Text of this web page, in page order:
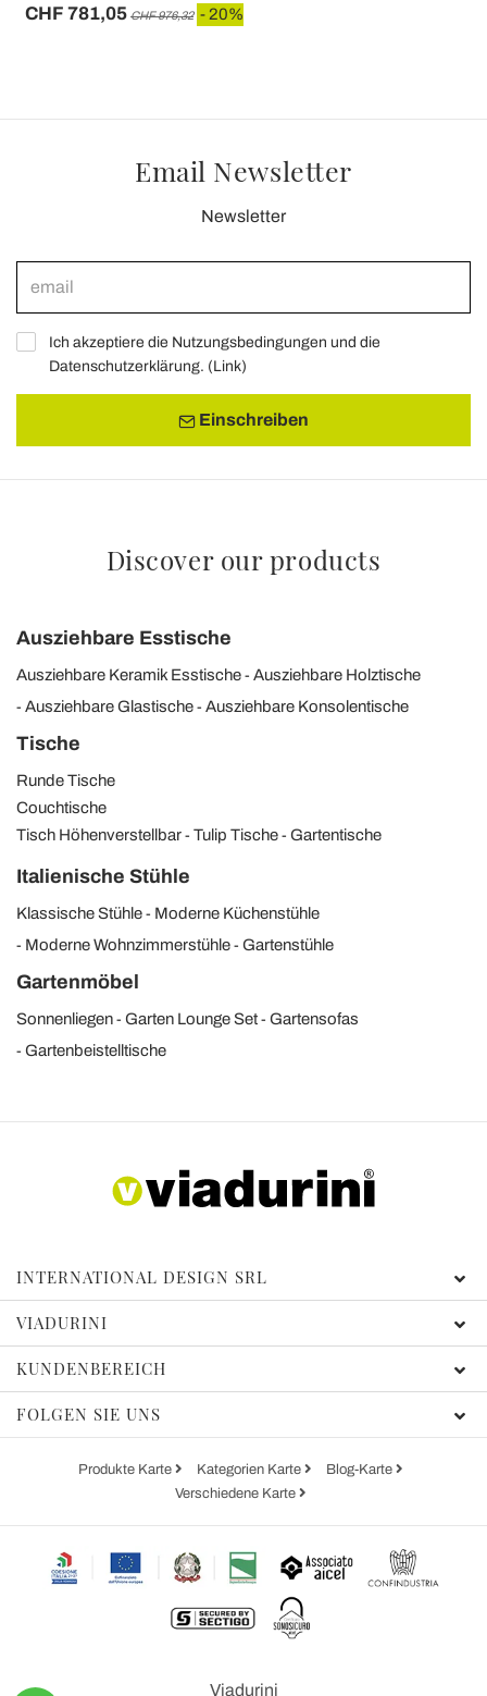
CHF 781,05 CHF 976,32 - 20%
Email Newsletter
Newsletter
Ich akzeptiere die Nutzungsbedingungen und die
Datenschutzerklärung. (Link)
Einschreiben
Discover our products
Ausziehbare Esstische
Ausziehbare Keramik Esstische
Ausziehbare Holztische
Ausziehbare Glastische
Ausziehbare Konsolentische
Tische
Runde Tische
Couchtische
Tisch Höhenverstellbar
Tulip Tische Gartentische
Italienische Stühle
Klassische Stühle
Moderne Küchenstühle
Moderne Wohnzimmerstühle
Gartenstühle
Gartenmöbel
Sonnenliegen Garten Lounge Set
Gartensofas
Gartenbeistelltische
INTERNATIONAL DESIGN SRL
VIADURINI
KUNDENBEREICH
FOLGEN SIE UNS
Produkte Karte Kategorien Karte
Blog-Karte
Verschiedene Karte
Viadurini